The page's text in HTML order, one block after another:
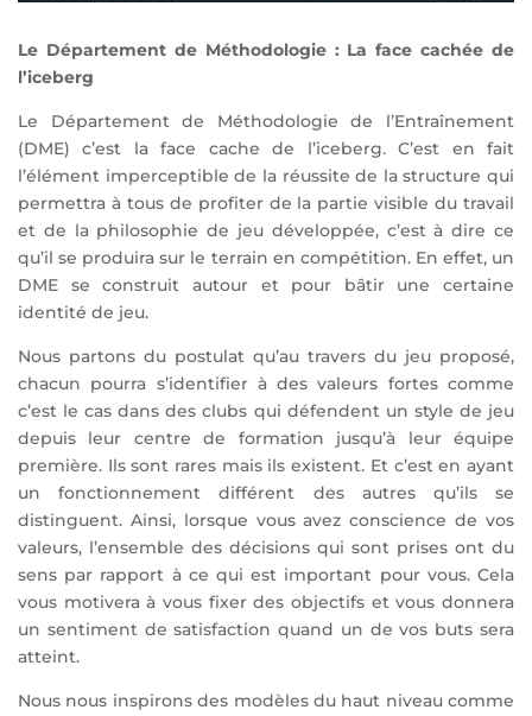
Le Département de Méthodologie : La face cachée de
l’iceberg
Le Département de Méthodologie de l’Entraînement
(DME) c’est la face cache de l’iceberg. C’est en fait
l’élément imperceptible de la réussite de la structure qui
permettra à tous de profiter de la partie visible du travail
et de la philosophie de jeu développée, c’est à dire ce
qu’il se produira sur le terrain en compétition. En effet, un
DME se construit autour et pour bâtir une certaine
identité de jeu.
Nous partons du postulat qu’au travers du jeu proposé,
chacun pourra s’identifier à des valeurs fortes comme
c’est le cas dans des clubs qui défendent un style de jeu
depuis leur centre de formation jusqu’à leur équipe
première. Ils sont rares mais ils existent. Et c’est en ayant
un fonctionnement différent des autres qu’ils se
distinguent. Ainsi, lorsque vous avez conscience de vos
valeurs, l’ensemble des décisions qui sont prises ont du
sens par rapport à ce qui est important pour vous. Cela
vous motivera à vous fixer des objectifs et vous donnera
un sentiment de satisfaction quand un de vos buts sera
atteint.
Nous nous inspirons des modèles du haut niveau comme